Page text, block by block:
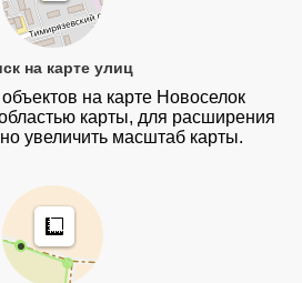
на карте улиц
на карте Новоселок
карты, для расширения
увеличить масштаб карты.